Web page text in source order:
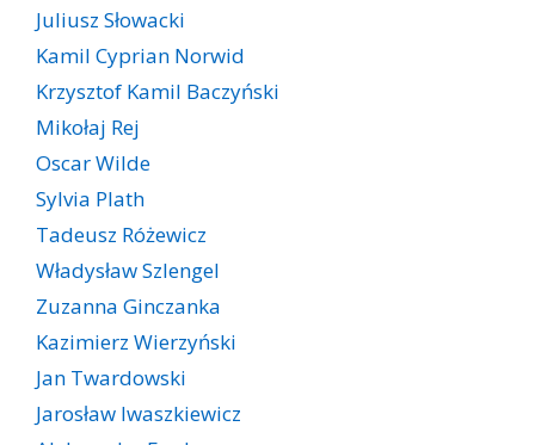
Juliusz Słowacki
Kamil Cyprian Norwid
Krzysztof Kamil Baczyński
Mikołaj Rej
Oscar Wilde
Sylvia Plath
Tadeusz Różewicz
Władysław Szlengel
Zuzanna Ginczanka
Kazimierz Wierzyński
Jan Twardowski
Jarosław Iwaszkiewicz